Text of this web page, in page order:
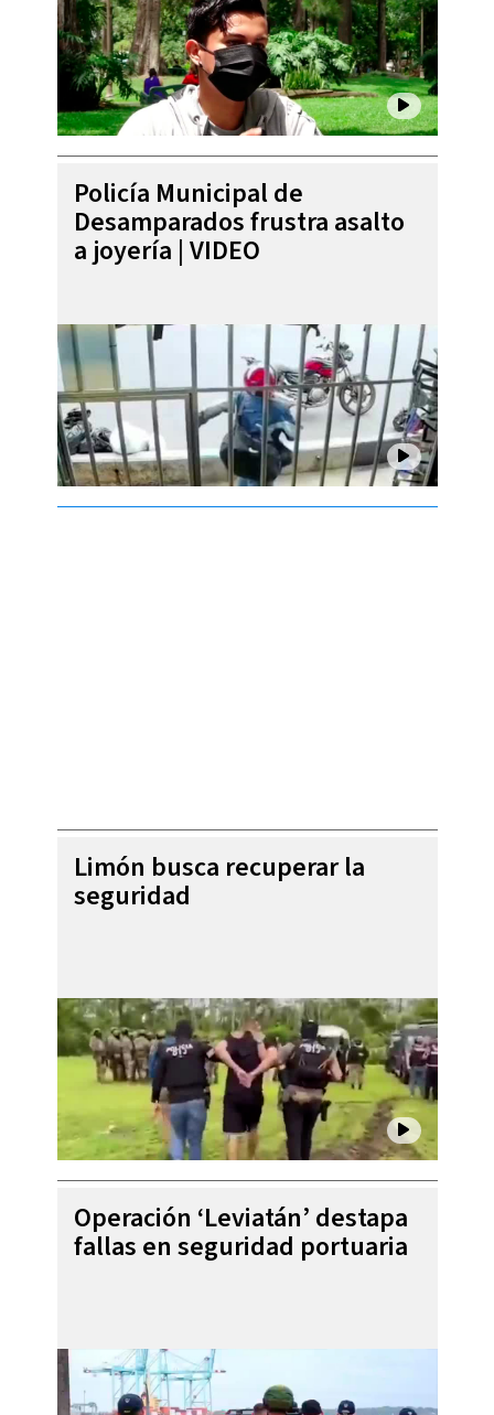
Policía Municipal de
Desamparados frustra asalto
a joyería | VIDEO
Limón busca recuperar la
seguridad
Operación ‘Leviatán’ destapa
fallas en seguridad portuaria